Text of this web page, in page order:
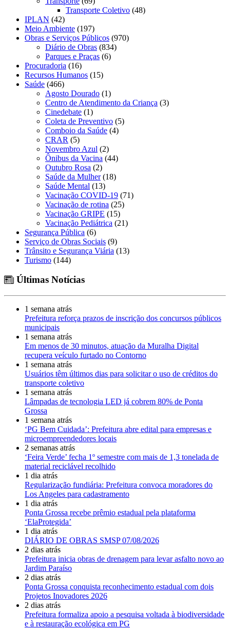
Transporte Coletivo (48)
IPLAN (42)
Meio Ambiente (197)
Obras e Serviços Públicos (970)
Diário de Obras (834)
Parques e Praças (6)
Procuradoria (16)
Recursos Humanos (15)
Saúde (466)
Agosto Dourado (1)
Centro de Atendimento da Criança (3)
Cinedebate (1)
Coleta de Preventivo (5)
Comboio da Saúde (4)
CRAR (5)
Novembro Azul (2)
Ônibus da Vacina (44)
Outubro Rosa (2)
Saúde da Mulher(18)
Saúde Mental (13)
Vacinação COVID-19 (71)
Vacinação de rotina (25)
Vacinação GRIPE (15)
Vacinação Pediátrica (21)
Segurança Pública (6)
Serviço de Obras Sociais (9)
Trânsito e Segurança Viária (13)
Turismo (144)
Últimas Notícias
1 semana atrás
Prefeitura reforça prazos de inscrição dos concursos públicos
municipais
1 semana atrás
Em menos de 30 minutos, atuação da Muralha Digital
recupera veículo furtado no Contorno
1 semana atrás
Usuários têm últimos dias para solicitar o uso de créditos do
transporte coletivo
1 semana atrás
Lâmpadas de tecnologia LED já cobrem 80% de Ponta
Grossa
1 semana atrás
‘PG Bem Cuidada’: Prefeitura abre edital para empresas e
microempreendedores locais
2 semanas atrás
‘Feira Verde’ fecha 1º semestre com mais de 1,3 tonelada de
material reciclável recolhido
1 dia atrás
Regularização fundiária: Prefeitura convoca moradores do
Los Angeles para cadastramento
1 dia atrás
Ponta Grossa recebe prêmio estadual pela plataforma
‘ElaProtegida’
1 dia atrás
DIÁRIO DE OBRAS SMSP 07/08/2026
2 dias atrás
Prefeitura inicia obras de drenagem para levar asfalto novo ao
Jardim Paraíso
2 dias atrás
Ponta Grossa conquista reconhecimento estadual com dois
Projetos Inovadores 2026
2 dias atrás
Prefeitura formaliza apoio a pesquisa voltada à biodiversidade
e à restauração ecológica em PG